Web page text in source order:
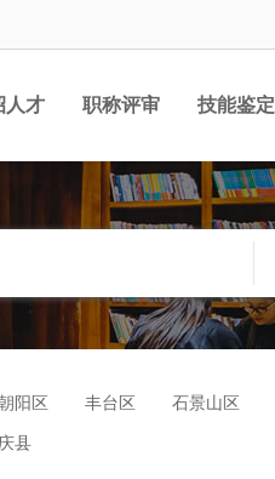
人才 职称评审 技能鉴定
阳区 丰台区 石景山区
县